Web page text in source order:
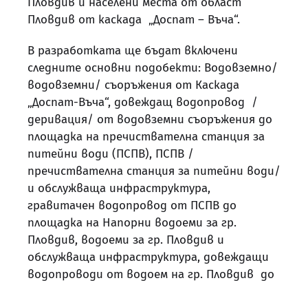
Пловдив от каскада „Доспат – Въча“.
В разработката ще бъдат включени
следните основни подобекти: Водовземно/
водовземни/ съоръжения от Каскада
„Доспат-Въча“, довеждащ водопровод /
деривация/ от водовземни съоръжения до
площадка на пречиствателна станция за
питейни води (ПСПВ), ПСПВ /
пречиствателна станция за питейни води/
и обслужваща инфраструктура,
гравитачен водопровод от ПСПВ до
площадка на Напорни водоеми за гр.
Пловдив, водоеми за гр. Пловдив и
обслужваща инфраструктура, довеждащи
водопроводи от водоем на гр. Пловдив до